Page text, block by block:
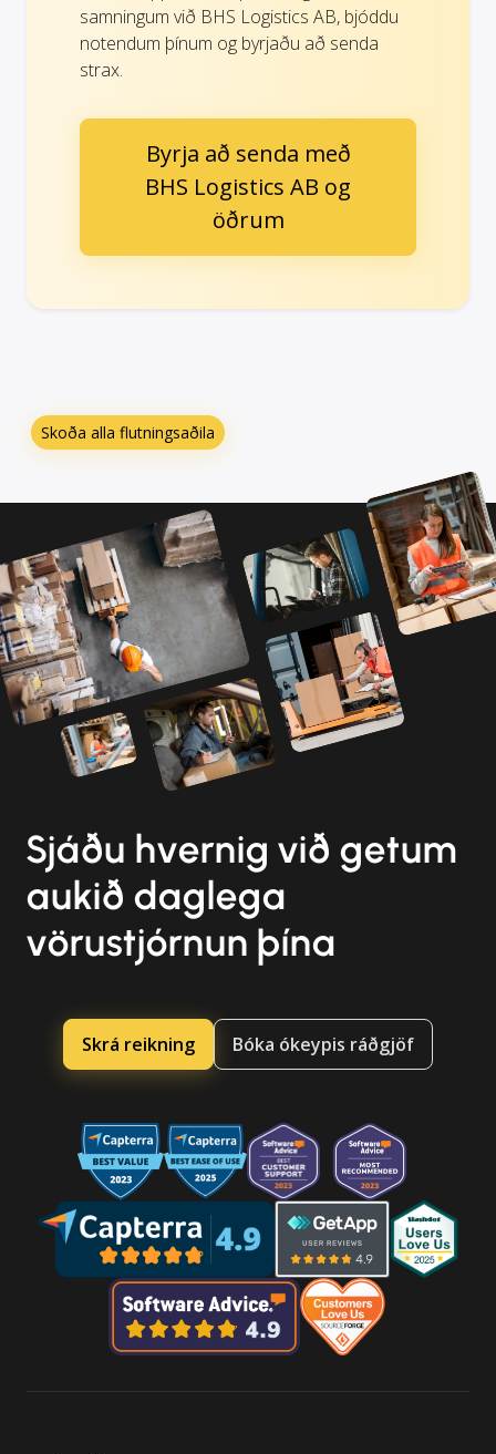
samningum við BHS Logistics AB, bjóddu
notendum þínum og byrjaðu að senda
strax.
Byrja að senda með
BHS Logistics AB og
öðrum
Skoða alla flutningsaðila
Sjáðu hvernig við getum
aukið daglega
vörustjórnun þína
Skrá reikning Bóka ókeypis ráðgjöf